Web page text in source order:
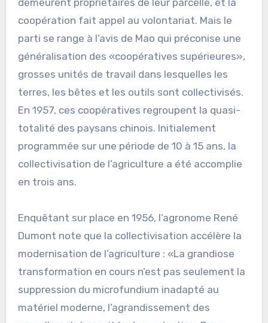
coopération fait appel au volontariat. Mais le
parti se range à l’avis de Mao qui préconise une
généralisation des «coopératives supérieures»,
grosses unités de travail dans lesquelles les
terres, les bêtes et les outils sont collectivisés.
En 1957, ces coopératives regroupent la quasi-
totalité des paysans chinois. Initialement
programmée sur une période de 10 à 15 ans, la
collectivisation de l’agriculture a été accomplie
en trois ans.
Enquêtant sur place en 1956, l’agronome René
Dumont note que la collectivisation accélère la
modernisation de l’agriculture : «La grandiose
transformation en cours n’est pas seulement la
suppression du microfundium inadapté au
matériel moderne, l’agrandissement des